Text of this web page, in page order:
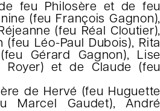
feu Philosère et de feu
(feu François Gagnon),
(feu Réal Cloutier),
Léo-Paul Dubois), Rita
Gérard Gagnon), Lise
Royer) et de Claude (feu
de Hervé (feu Huguette
Marcel Gaudet), André